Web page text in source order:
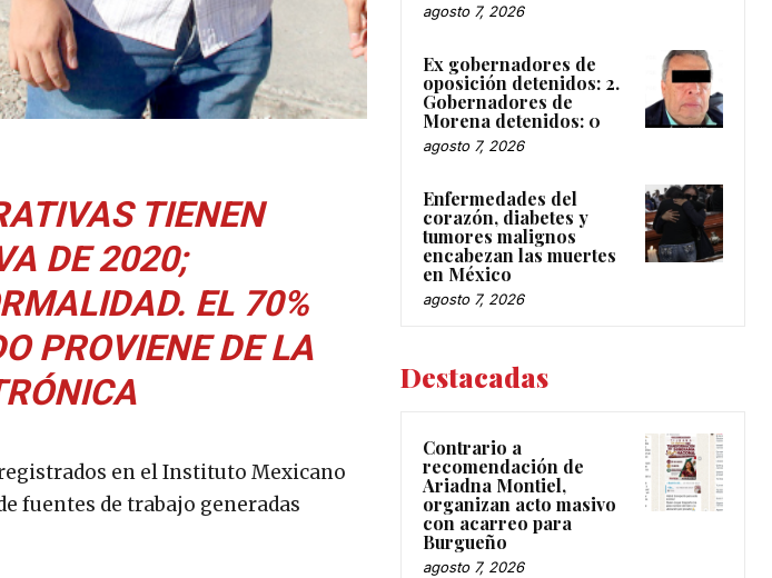
TIENEN
DE 2020;
EL 70%
PROVIENE DE LA
en el Instituto Mexicano
fuentes de trabajo generadas
agosto 7, 2026
Ex gobernadores de
oposición detenidos: 2.
Gobernadores de
Morena detenidos: 0
agosto 7, 2026
Enfermedades del
corazón, diabetes y
tumores malignos
encabezan las muertes
en México
agosto 7, 2026
Destacadas
Contrario a
recomendación de
Ariadna Montiel,
organizan acto masivo
con acarreo para
Burgueño
agosto 7, 2026